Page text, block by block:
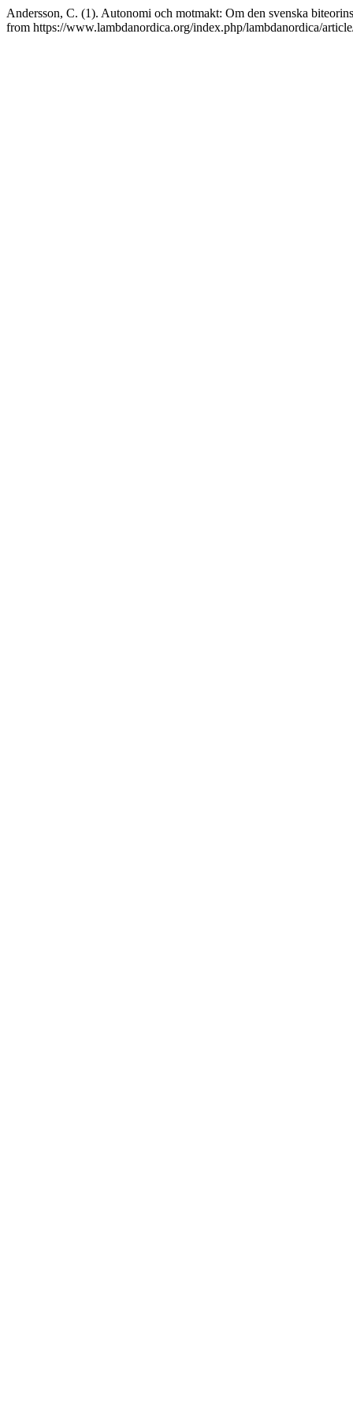
Andersson, C. (1). Autonomi och motmakt: Om den svenska
from https://www.lambdanordica.org/index.php/lambdanordica/